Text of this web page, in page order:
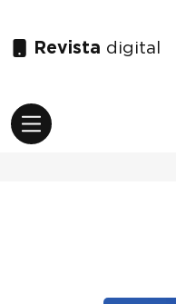
Revista digital